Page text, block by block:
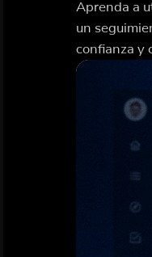
Aprenda a
un
confianza y